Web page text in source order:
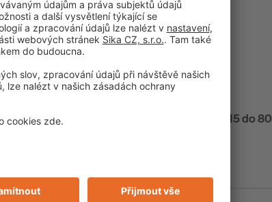
PCI Pericem® EBF Special
Potěrový beton na balkony a terasy
Rychlý potěrový beton pro tloušťku vrstvy od 15 do 80